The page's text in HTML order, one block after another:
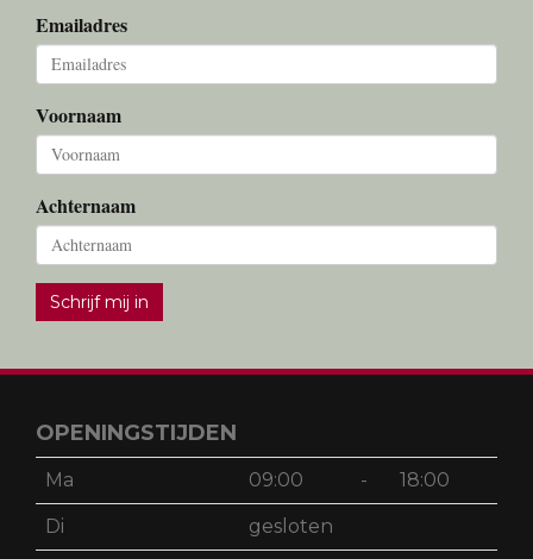
Emailadres
Voornaam
Achternaam
Schrijf mij in
OPENINGSTIJDEN
Ma 09:00 - 18:00
Di gesloten